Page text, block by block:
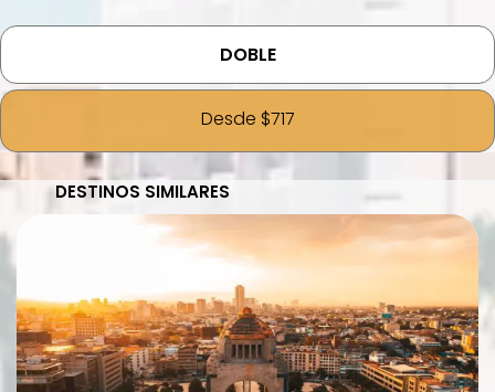
DOBLE
Desde $717
DESTINOS SIMILARES